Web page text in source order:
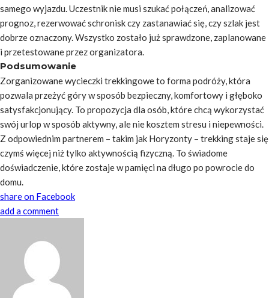
samego wyjazdu. Uczestnik nie musi szukać połączeń, analizować
prognoz, rezerwować schronisk czy zastanawiać się, czy szlak jest
dobrze oznaczony. Wszystko zostało już sprawdzone, zaplanowane
i przetestowane przez organizatora.
Podsumowanie
Zorganizowane wycieczki trekkingowe to forma podróży, która
pozwala przeżyć góry w sposób bezpieczny, komfortowy i głęboko
satysfakcjonujący. To propozycja dla osób, które chcą wykorzystać
swój urlop w sposób aktywny, ale nie kosztem stresu i niepewności.
Z odpowiednim partnerem – takim jak Horyzonty – trekking staje się
czymś więcej niż tylko aktywnością fizyczną. To świadome
doświadczenie, które zostaje w pamięci na długo po powrocie do
domu.
share on Facebook
add a comment